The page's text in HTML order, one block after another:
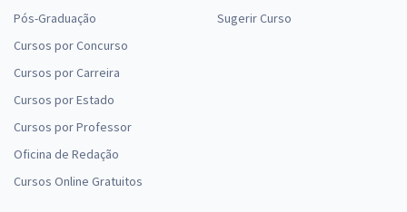
Pós-Graduação
Cursos por Concurso
Cursos por Carreira
Cursos por Estado
Cursos por Professor
Oficina de Redação
Cursos Online Gratuitos
Sugerir Curso